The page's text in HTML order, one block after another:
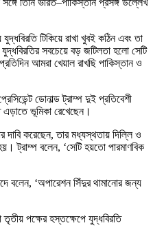
তিনি ভারত–পাকিস্তান প্রসঙ্গ উল্লেখ
টিকিয়ে রাখা খুবই কঠিন এবং তা
সবচেয়ে বড় জটিলতা হলো সেটি
আমরা খেয়াল রাখছি পাকিস্তান ও
ডোনাল্ড ট্রাম্প দুই প্রতিবেশী
এড়াতে ভূমিকা রেখেছেন।
দাবি করেছেন, তার মধ্যস্থতায় দিল্লি ও
ট্রাম্প বলেন, ‘সেটি হয়তো পারমাণবিক
বলেন, ‘অপারেশন সিঁদুর থামানোর জন্য
পক্ষের হস্তক্ষেপে যুদ্ধবিরতি